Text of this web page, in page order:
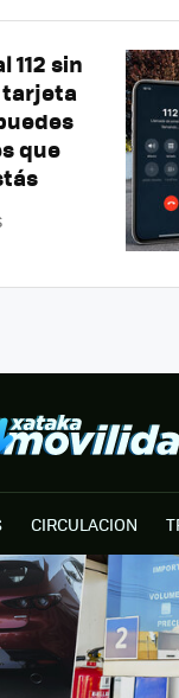
112 sin
que
CIRCULACION